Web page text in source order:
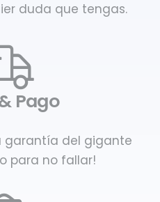
duda que tengas.
Pago
garantía del gigante
para no fallar!